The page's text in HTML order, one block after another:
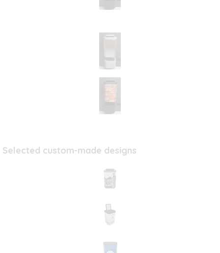
Selected custom-made designs